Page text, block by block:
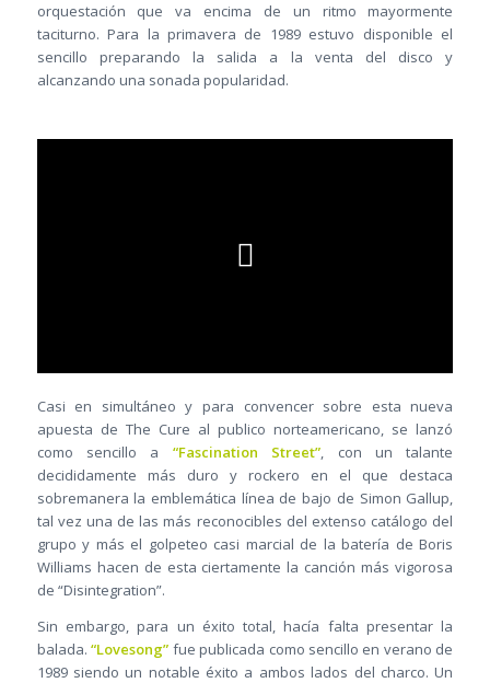
orquestación que va encima de un ritmo mayormente
taciturno. Para la primavera de 1989 estuvo disponible el
sencillo preparando la salida a la venta del disco y
alcanzando una sonada popularidad.
Casi en simultáneo y para convencer sobre esta nueva
apuesta de The Cure al publico norteamericano, se lanzó
como sencillo a “Fascination Street”, con un talante
decididamente más duro y rockero en el que destaca
sobremanera la emblemática línea de bajo de Simon Gallup,
tal vez una de las más reconocibles del extenso catálogo del
grupo y más el golpeteo casi marcial de la batería de Boris
Williams hacen de esta ciertamente la canción más vigorosa
de “Disintegration”.
Sin embargo, para un éxito total, hacía falta presentar la
balada.“Lovesong” fue publicada como sencillo en verano de
1989 siendo un notable éxito a ambos lados del charco. Un